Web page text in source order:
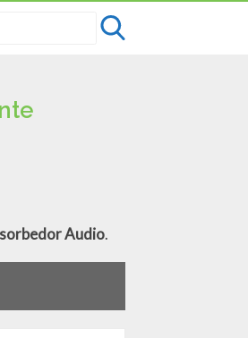
Audio.